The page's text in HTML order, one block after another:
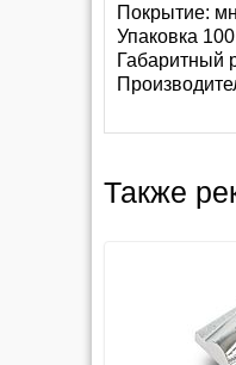
Покрытие:
Упаковка
Габаритный
Также